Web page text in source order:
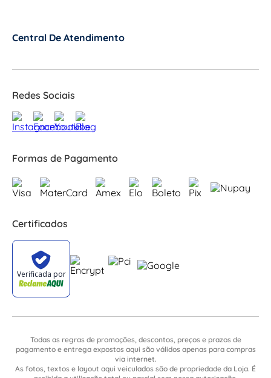
Central De Atendimento
Redes Sociais
Formas de Pagamento
Certificados
Todas as regras de promoções, descontos, preços e prazos de
pagamento e entrega expostos aqui são válidos apenas para compras
via internet.
As fotos, textos e layout aqui veiculados são de propriedade da Loja. É